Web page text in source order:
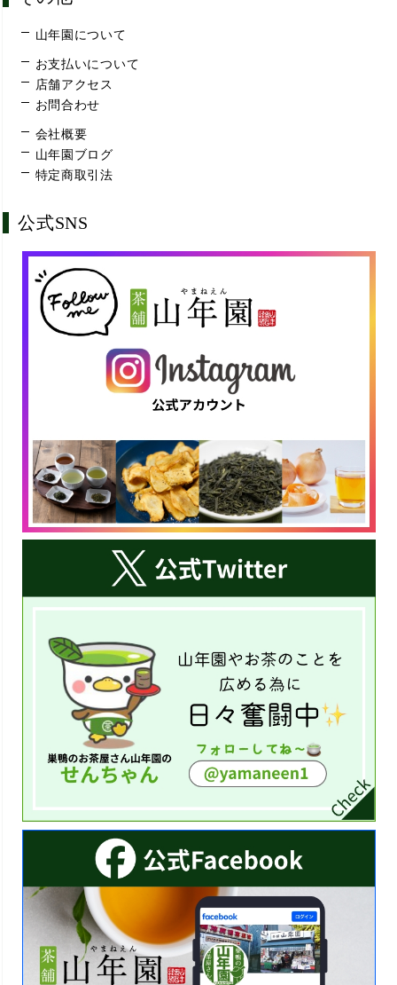
山年園について
お支払いについて
店舗アクセス
お問合わせ
会社概要
山年園ブログ
特定商取引法
公式SNS